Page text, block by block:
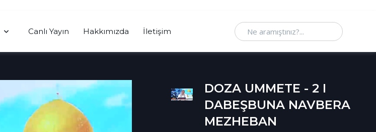
Canlı Yayın Hakkımızda İletişim Ne aramıştınız
DOZA UMMETE - 2 I
DABEŞBUNA NAVBERA
MEZHEBAN